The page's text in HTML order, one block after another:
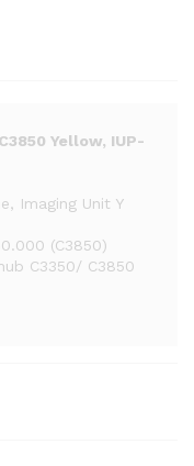
Yellow, IUP-
Imaging Unit Y
(C3850)
C3350/ C3850